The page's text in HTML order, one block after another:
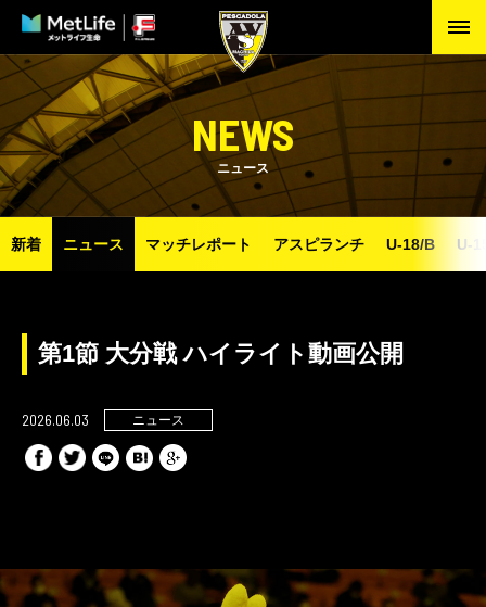
NEWS
ニュース
新着 ニュース マッチレポート アスピランチ U-18/B U-
第1節 大分戦 ハイライト動画公開
2026.06.03 ニュース